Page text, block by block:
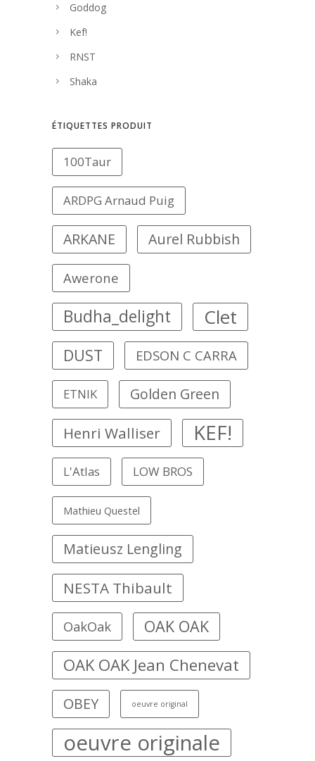
Goddog
Kef!
RNST
Shaka
ÉTIQUETTES PRODUIT
100Taur
ARDPG Arnaud Puig
ARKANE Aurel Rubbish
Awerone
Budha_delight Clet
DUST EDSON C CARRA
ETNIK Golden Green
Henri Walliser KEF!
L'Atlas LOW BROS
Mathieu Questel
Matieusz Lengling
NESTA Thibault
OakOak OAK OAK
OAK OAK Jean Chenevat
OBEY oeuvre original
oeuvre originale